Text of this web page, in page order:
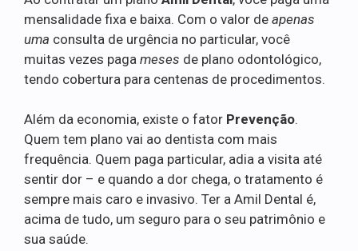
mensalidade fixa e baixa. Com o valor de apenas
uma consulta de urgência no particular, você
muitas vezes paga meses de plano odontológico,
tendo cobertura para centenas de procedimentos.
Além da economia, existe o fator Prevenção.
Quem tem plano vai ao dentista com mais
frequência. Quem paga particular, adia a visita até
sentir dor – e quando a dor chega, o tratamento é
sempre mais caro e invasivo. Ter a Amil Dental é,
acima de tudo, um seguro para o seu patrimônio e
sua saúde.